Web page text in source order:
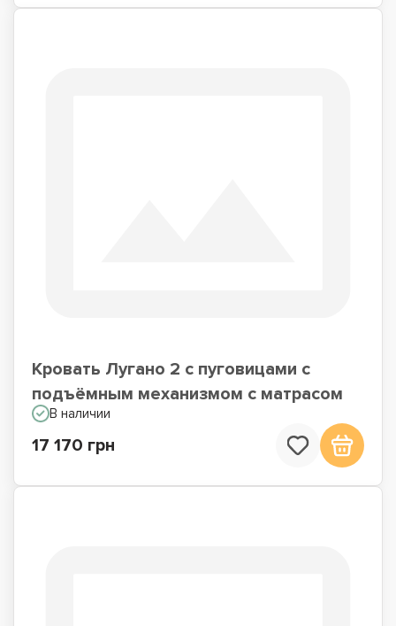
Кровать Лугано 2 с пуговицами с
подъёмным механизмом с матрасом
В наличии
17 170 грн